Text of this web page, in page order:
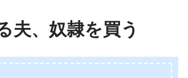
夫、奴隷を買う